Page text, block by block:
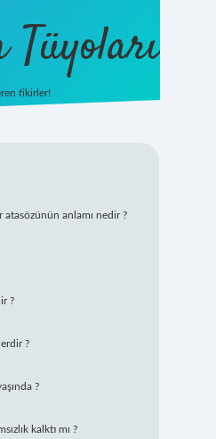
fikirler!
anlamı nedir ?
?
?
?
kalktı mı ?